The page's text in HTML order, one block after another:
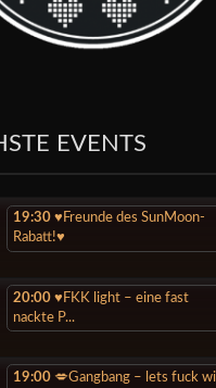
EVENTS
19:30♥️Freunde des SunMoon-
Rabatt!♥️
20:00♥️FKK light – eine fast
nackte P...
19:00💋Gangbang – lets fuck